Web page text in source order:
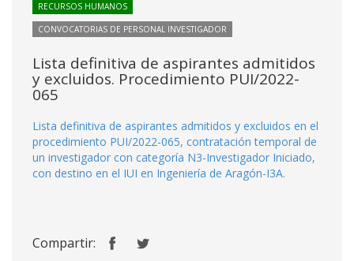
RECURSOS HUMANOS
CONVOCATORIAS DE PERSONAL INVESTIGADOR
Lista definitiva de aspirantes admitidos
y excluidos. Procedimiento PUI/2022-
065
Lista definitiva de aspirantes admitidos y excluidos en el
procedimiento PUI/2022-065, contratación temporal de
un investigador con categoría N3-Investigador Iniciado,
con destino en el IUI en Ingeniería de Aragón-I3A.
Compartir: